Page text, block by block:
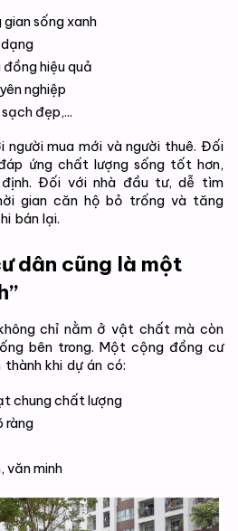
sống xanh
hiệu quả
nghiệp
đẹp,...
mua mới và người thuê. Đối
ứng chất lượng sống tốt hơn,
Đối với nhà đầu tư, dễ tìm
gian căn hộ bỏ trống và tăng
bán lại.
dân cũng là một
chỉ nằm ở vật chất mà còn
bên trong. Một cộng đồng cư
khi dự án có:
chung chất lượng
ràng
văn minh